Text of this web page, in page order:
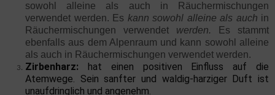
sowohl alleine als auch in Räuchermischungen
verwendet werden. Es kann sowohl alleine als auch in
Räuchermischungen verwendet werden.
Es stammt
ebenfalls aus dem Alpenraum und kann sowohl alleine
als auch in Räuchermischungen verwendet werden.
Zirbenharz:
hat einen positiven Einfluss auf die
Atemwege. Sein sanfter und waldig-harziger Duft ist
unaufdringlich und angenehm.